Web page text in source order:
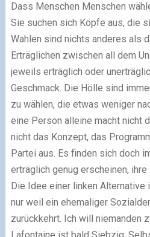
Dass Menschen Menschen
Sie suchen sich Köpfe aus, die
Wahlen sind nichts anderes als
Erträglichen zwischen all dem
jeweils erträglich oder
Geschmack. Die Hölle sind
zu wählen, die etwas weniger
eine Person alleine macht nicht
nicht das Konzept, das
Partei aus. Es finden sich doch
erträglich genug erscheinen,
Die Idee einer linken
nur weil ein ehemaliger
zurückkehrt. Ich will niemanden